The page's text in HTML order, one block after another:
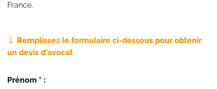
France.
Remplissez le formulaire ci-dessous pour obtenir
un devis d'avocat
Prénom * :